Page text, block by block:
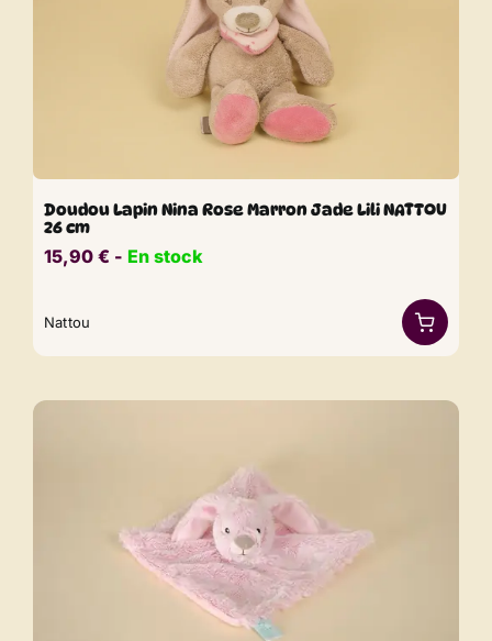
Doudou Lapin Nina Rose Marron Jade Lili NATTOU
26 cm
15,90 € ​​ - En stock
Nattou